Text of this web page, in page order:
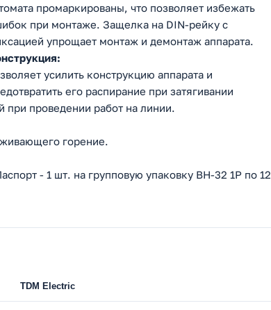
промаркированы, что позволяет избежать
при монтаже. Защелка на DIN-рейку с
упрощает монтаж и демонтаж аппарата.
усилить конструкцию аппарата и
его распирание при затягивании
при проведении работ на линии.
горение.
- 1 шт. на групповую упаковку ВН-32 1P по 12
TDM Electric